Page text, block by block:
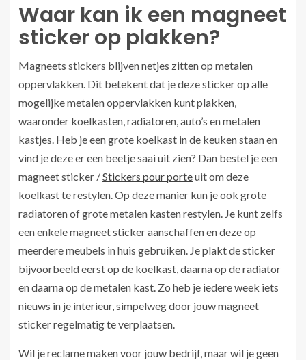
Waar kan ik een magneet
sticker op plakken?
Magneets stickers blijven netjes zitten op metalen
oppervlakken. Dit betekent dat je deze sticker op alle
mogelijke metalen oppervlakken kunt plakken,
waaronder koelkasten, radiatoren, auto’s en metalen
kastjes. Heb je een grote koelkast in de keuken staan en
vind je deze er een beetje saai uit zien? Dan bestel je een
magneet sticker /Stickers pour porteuit om deze
koelkast te restylen. Op deze manier kun je ook grote
radiatoren of grote metalen kasten restylen. Je kunt zelfs
een enkele magneet sticker aanschaffen en deze op
meerdere meubels in huis gebruiken. Je plakt de sticker
bijvoorbeeld eerst op de koelkast, daarna op de radiator
en daarna op de metalen kast. Zo heb je iedere week iets
nieuws in je interieur, simpelweg door jouw magneet
sticker regelmatig te verplaatsen.
Wil je reclame maken voor jouw bedrijf, maar wil je geen